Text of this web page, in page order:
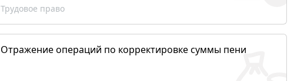
Трудовое право
Отражение операций по корректировке суммы пени